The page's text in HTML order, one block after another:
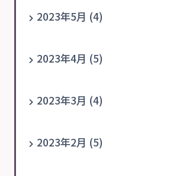
2023年5月 (4)
2023年4月 (5)
2023年3月 (4)
2023年2月 (5)